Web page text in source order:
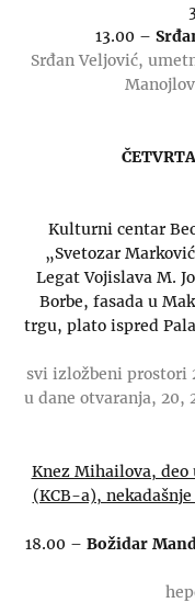
13.00 –
Srđan Veljović,
Kulturni centar
„Svetozar
Legat Vojislava M.
Borbe, fasada u
trgu, plato ispred
svi izložbeni prostori
u dane otvaranja, 20,
Knez Mihailova, deo
(KCB-a),
18.00 – Božidar